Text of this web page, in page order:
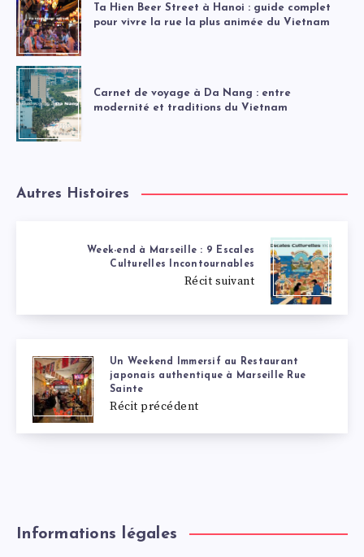
Ta Hien Beer Street à Hanoi : guide complet
pour vivre la rue la plus animée du Vietnam
Carnet de voyage à Da Nang : entre
modernité et traditions du Vietnam
Autres Histoires
Week-end à Marseille : 9 Escales
Culturelles Incontournables
Récit suivant
Un Weekend Immersif au Restaurant
japonais authentique à Marseille Rue
Sainte
Récit précédent
Informations légales